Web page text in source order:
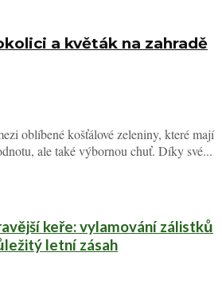
a květák na zahradě
oblíbené košťálové zeleniny, které mají
ale také výbornou chuť. Díky své...
keře: vylamování zálistků
letní zásah